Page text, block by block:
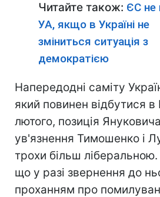
Читайте також: ЄС не
УА, якщо в Україні не
зміниться ситуація з
демократією
Напередодні саміту
який повинен відбутися
лютого, позиція
ув'язнення Тимошенко і
трохи більш ліберальною.
що у разі звернення до
проханням про